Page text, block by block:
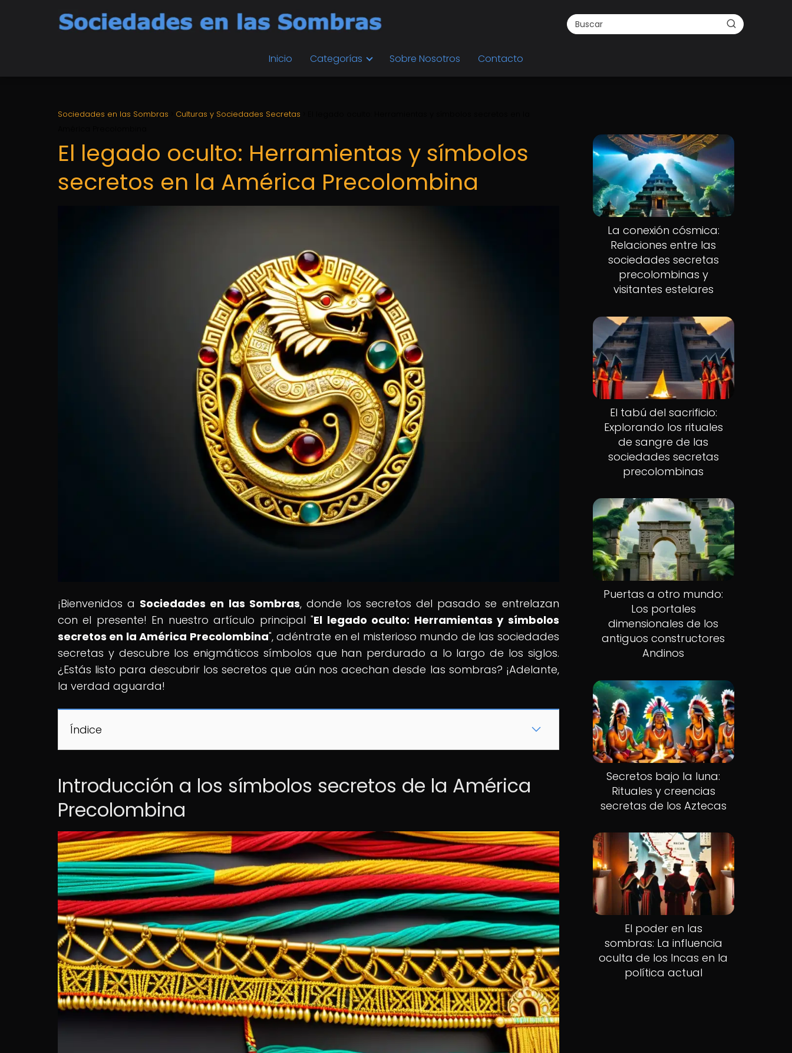
Inicio Categorías Sobre Nosotros Contacto
Sociedades en las Sombras Culturas y Sociedades Secretas
El legado oculto: Herramientas y símbolos
secretos en la América Precolombina
¡Bienvenidos a Sociedades en las Sombras, donde los secretos del pasado se entrelazan
con el presente! En nuestro artículo principal "El legado oculto: Herramientas y símbolos
secretos en la América Precolombina", adéntrate en el misterioso mundo de las sociedades
secretas y descubre los enigmáticos símbolos que han perdurado a lo largo de los siglos.
¿Estás listo para descubrir los secretos que aún nos acechan desde las sombras? ¡Adelante,
la verdad aguarda!
Índice
Introducción a los símbolos secretos de la América
Precolombina
La conexión cósmica:
Relaciones entre las
sociedades secretas
precolombinas y
visitantes estelares
El tabú del sacrificio:
Explorando los rituales
de sangre de las
sociedades secretas
precolombinas
Puertas a otro mundo:
Los portales
dimensionales de los
antiguos constructores
Andinos
Secretos bajo la luna:
Rituales y creencias
secretas de los Aztecas
El poder en las
sombras: La influencia
oculta de los Incas en la
política actual